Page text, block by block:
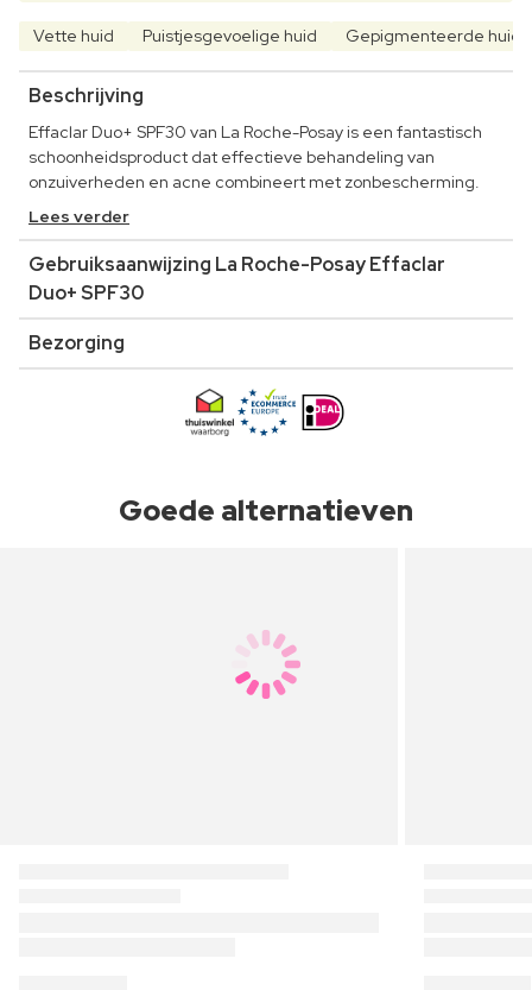
Vette huid Puistjesgevoelige huid Gepigmenteerde huid
Beschrijving
Effaclar Duo+ SPF30 van La Roche-Posay is een fantastisch
schoonheidsproduct dat effectieve behandeling van
onzuiverheden en acne combineert met zonbescherming.
Lees verder
Gebruiksaanwijzing La Roche-Posay Effaclar
Duo+ SPF30
Bezorging
Goede alternatieven